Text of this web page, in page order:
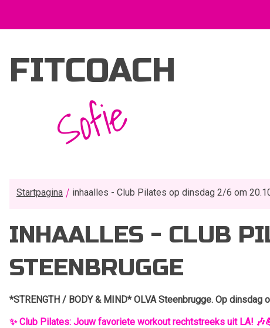
FITCOACH
Sofie
Startpagina inhaalles - Club Pilates op dinsdag 2/6 om
INHAALLES - CLUB
STEENBRUGGE
*STRENGTH / BODY & MIND* OLVA Steenbrugge. Op
✨ Club Pilates: Jouw favoriete workout rechtstreeks uit LA!